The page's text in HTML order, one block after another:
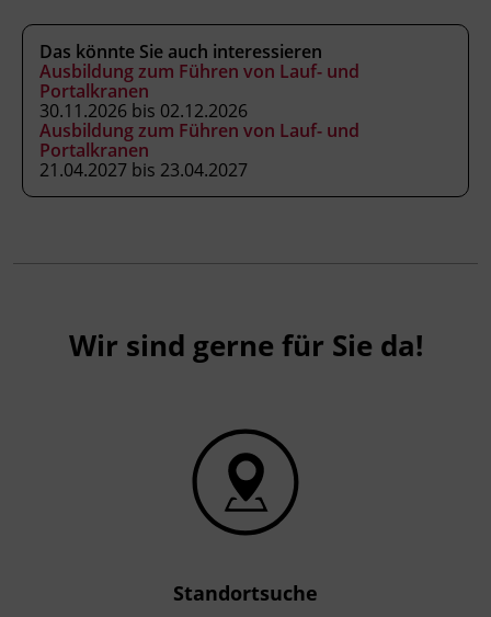
Kursformat
Präsenzunterricht
Leitung
14a Gelegenheitsverkehrs-Gesetz 1996 und §
44a Kraftfahrliniengesetz
Eintrags absolviert und der neue
Das könnte Sie auch interessieren
Ausbildung zum Führen von Lauf- und
Portalkranen
30.11.2026 bis 02.12.2026
Ausbildung zum Führen von Lauf- und
Portalkranen
21.04.2027 bis 23.04.2027
Wir sind gerne für Sie da!
Standortsuche